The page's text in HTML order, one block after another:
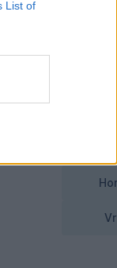
List of